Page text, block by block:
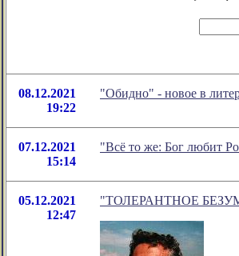
08.12.2021
19:22
"Обидно" - новое в
07.12.2021
15:14
"Всё то же: Бог любит
05.12.2021
12:47
"ТОЛЕРАНТНОЕ